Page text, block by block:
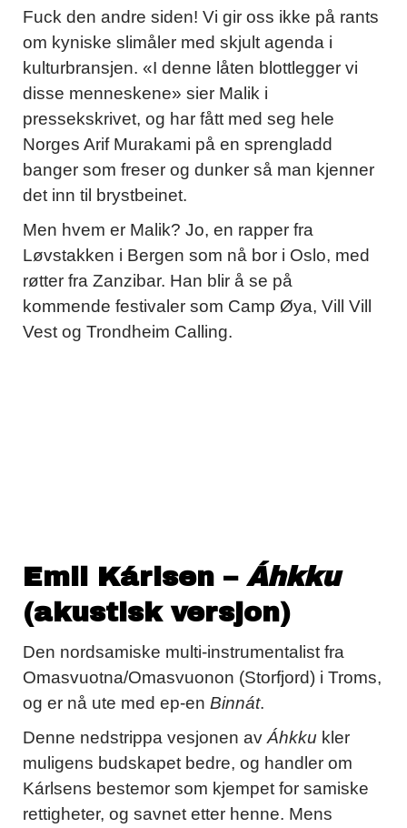
Fuck den andre siden! Vi gir oss ikke på rants
om kyniske slimåler med skjult agenda i
kulturbransjen. «I denne låten blottlegger vi
disse menneskene» sier Malik i
pressekskrivet, og har fått med seg hele
Norges Arif Murakami på en sprengladd
banger som freser og dunker så man kjenner
det inn til brystbeinet.
Men hvem er Malik? Jo, en rapper fra
Løvstakken i Bergen som nå bor i Oslo, med
røtter fra Zanzibar. Han blir å se på
kommende festivaler som Camp Øya, Vill Vill
Vest og Trondheim Calling.
Emil Kárlsen – Áhkku
(akustisk versjon)
Den nordsamiske multi-instrumentalist fra
Omasvuotna/Omasvuonon (Storfjord) i Troms,
og er nå ute med ep-en Binnát.
Denne nedstrippa vesjonen av Áhkku kler
muligens budskapet bedre, og handler om
Kárlsens bestemor som kjempet for samiske
rettigheter, og savnet etter henne. Mens